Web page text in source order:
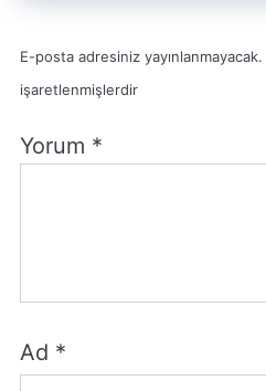
E-posta adresiniz yayınlanmayacak.
işaretlenmişlerdir
Yorum *
Ad *